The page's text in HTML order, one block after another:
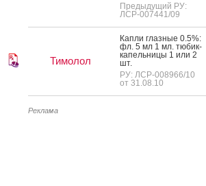
Предыдущий РУ:
ЛСР-007441/09
Тимолол
Кап­ли глаз­ные 0.5%:
фл. 5 мл 1 мл. тю­бик-
ка­пель­ни­цы 1 или 2
шт.
РУ: ЛСР-008966/10
от 31.08.10
Реклама